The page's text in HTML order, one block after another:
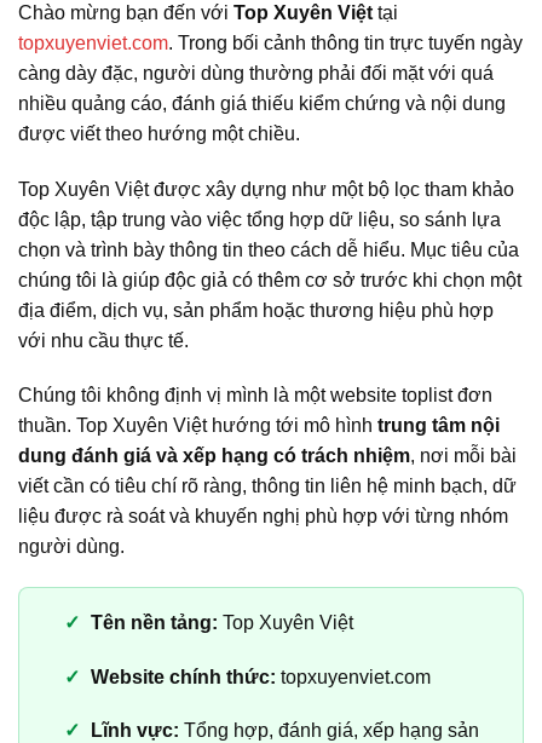
Chào mừng bạn đến với Top Xuyên Việt tại
topxuyenviet.com. Trong bối cảnh thông tin trực tuyến ngày
càng dày đặc, người dùng thường phải đối mặt với quá
nhiều quảng cáo, đánh giá thiếu kiểm chứng và nội dung
được viết theo hướng một chiều.
Top Xuyên Việt được xây dựng như một bộ lọc tham khảo
độc lập, tập trung vào việc tổng hợp dữ liệu, so sánh lựa
chọn và trình bày thông tin theo cách dễ hiểu. Mục tiêu của
chúng tôi là giúp độc giả có thêm cơ sở trước khi chọn một
địa điểm, dịch vụ, sản phẩm hoặc thương hiệu phù hợp
với nhu cầu thực tế.
Chúng tôi không định vị mình là một website toplist đơn
thuần. Top Xuyên Việt hướng tới mô hình trung tâm nội
dung đánh giá và xếp hạng có trách nhiệm, nơi mỗi bài
viết cần có tiêu chí rõ ràng, thông tin liên hệ minh bạch, dữ
liệu được rà soát và khuyến nghị phù hợp với từng nhóm
người dùng.
Tên nền tảng: Top Xuyên Việt
Website chính thức: topxuyenviet.com
Lĩnh vực: Tổng hợp, đánh giá, xếp hạng sản